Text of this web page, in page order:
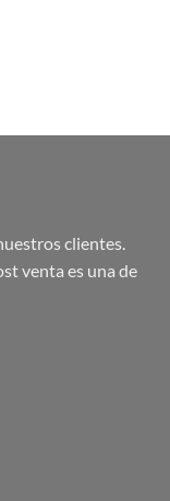
clientes.
venta es una de